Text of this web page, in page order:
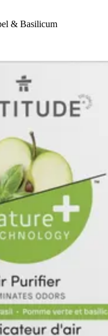
& Basilicum